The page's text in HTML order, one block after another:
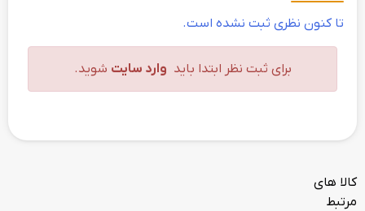
تا کنون نظری ثبت نشده است.
برای ثبت نظر ابتدا باید وارد سایت شوید.
کالا های
مرتبط